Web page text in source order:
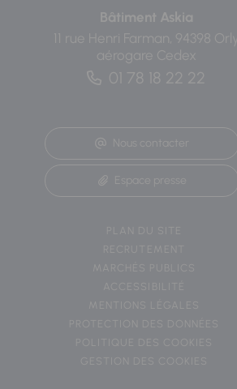
Bâtiment Askia
11 rue Henri Farman, 94398 Orly
aérogare Cedex
01 78 18 22 22
Nous contacter
Espace presse
PLAN DU SITE
RECRUTEMENT
MARCHÉS PUBLICS
ACCESSIBILITÉ
MENTIONS LÉGALES